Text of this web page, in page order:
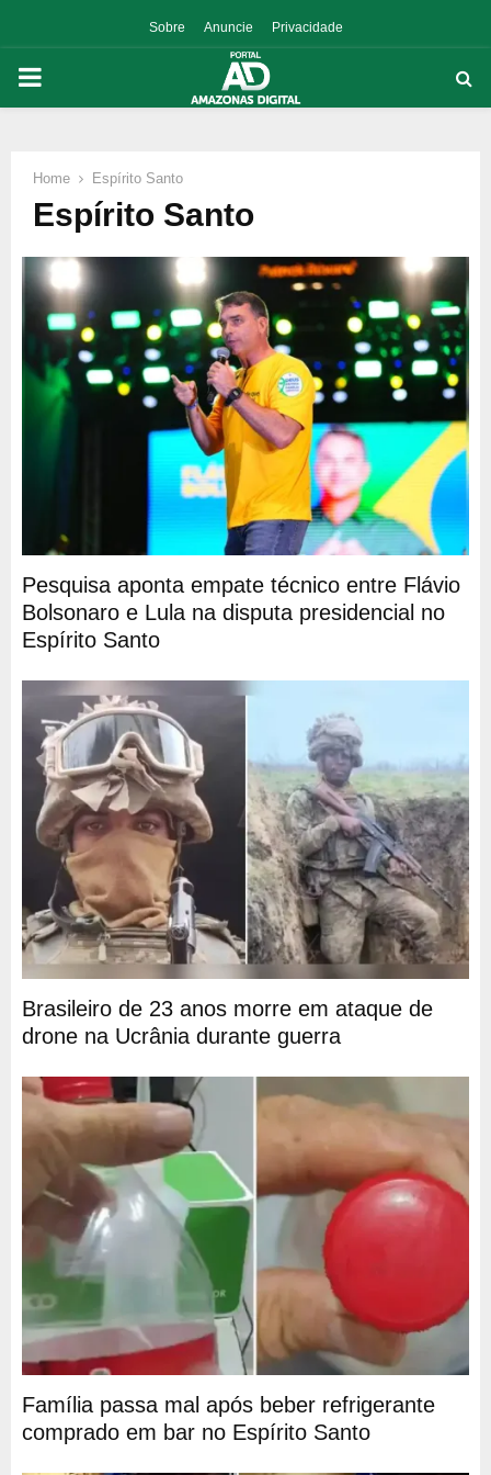
Sobre Anuncie Privacidade
PRIMARY
Home Espírito Santo
Espírito Santo
Pesquisa aponta empate técnico entre Flávio
Bolsonaro e Lula na disputa presidencial no
Espírito Santo
Brasileiro de 23 anos morre em ataque de
drone na Ucrânia durante guerra
Família passa mal após beber refrigerante
comprado em bar no Espírito Santo